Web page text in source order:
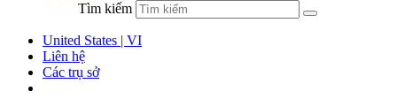
Tìm kiếm
United States | VI
Liên hệ
Các trụ sở